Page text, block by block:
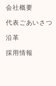
会社概要
代表ごあいさつ
沿革
採用情報